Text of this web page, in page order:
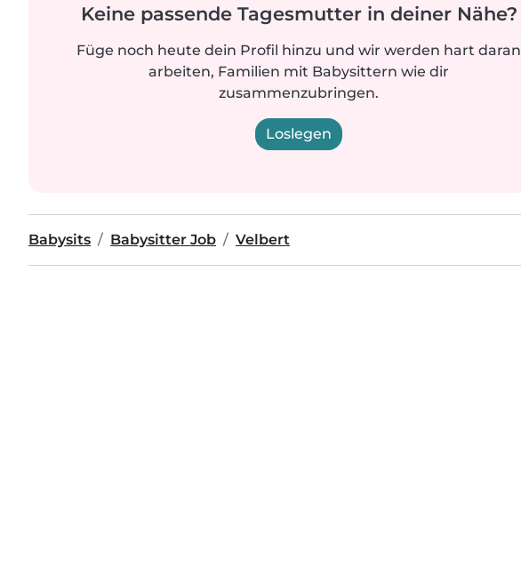
Keine passende Tagesmutter in deiner Nähe?
Füge noch heute dein Profil hinzu und wir werden hart daran
arbeiten, Familien mit Babysittern wie dir
zusammenzubringen.
Loslegen
Babysits Babysitter Job Velbert